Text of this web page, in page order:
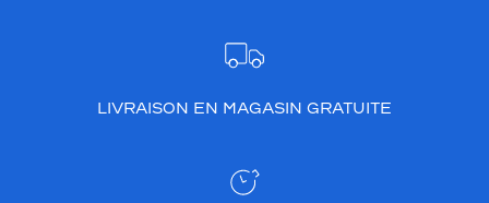
LIVRAISON EN MAGASIN GRATUITE